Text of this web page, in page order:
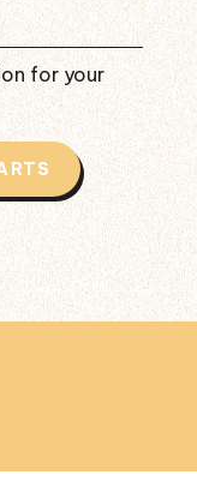
for your